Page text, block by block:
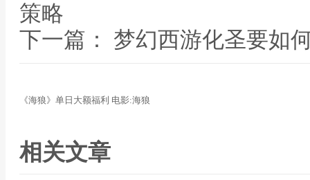
策略
下一篇： 梦幻西游化圣要如
《海狼》单日大额福利 电影:海狼
相关文章